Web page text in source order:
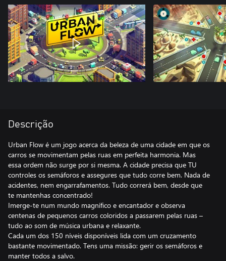
Descrição
Urban Flow é um jogo acerca da beleza de uma cidade em que os
carros se movimentam pelas ruas em perfeita harmonia. Mas
essa ordem não surge por si mesma. A cidade precisa que TU
controles os semáforos e assegures que tudo corre bem. Nada de
acidentes, nem engarrafamentos. Tudo correrá bem, desde que
te mantenhas concentrado!
Imerge-te num mundo magnífico e encantador e observa
centenas de pequenos carros coloridos a passarem pelas ruas –
tudo ao som de música urbana e relaxante.
Cada um dos 150 níveis disponíveis lida com um cruzamento
bastante movimentado. Tens uma missão: gerir os semáforos e
manter todos a salvo.